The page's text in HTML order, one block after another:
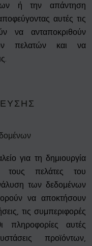
ή την απάντηση
αυτές τις
να ανταποκριθούν
πελατών και να
για τη δημιουργία
τους πελάτες του
των δεδομένων
να αποκτήσουν
τις συμπεριφορές
πληροφορίες αυτές
προϊόντων,